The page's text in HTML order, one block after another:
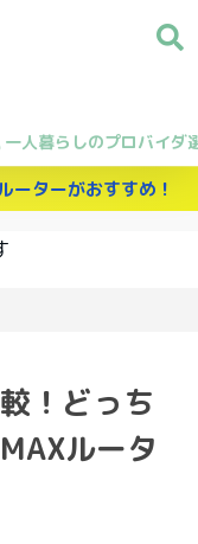
一人暮らしのプロバイダ
ーターがおすすめ！
！どっち
ルータ